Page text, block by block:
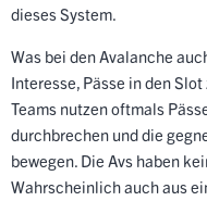
dieses System.
Was bei den Avalanche
Interesse, Pässe in den
Teams nutzen oftmals
durchbrechen und die
bewegen. Die Avs haben
Wahrscheinlich auch aus